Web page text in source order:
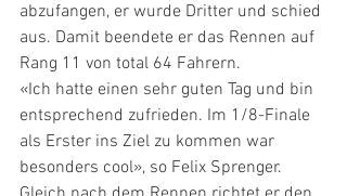
abzufangen, er wurde Dritter und schied
aus. Damit beendete er das Rennen auf
Rang 11 von total 64 Fahrern.
«Ich hatte einen sehr guten Tag und bin
entsprechend zufrieden. Im 1/8-Finale
als Erster ins Ziel zu kommen war
besonders cool», so Felix Sprenger.